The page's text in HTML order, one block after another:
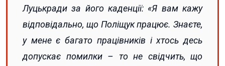
Луцькради за його каденції: «Я вам кажу
відповідально, що Поліщук працює. Знаєте,
у мене є багато працівників і хтось десь
допускає помилки – то не свідчить, що